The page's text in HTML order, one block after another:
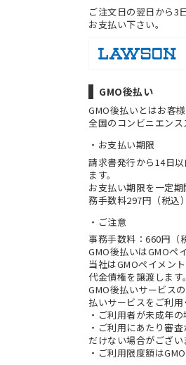
ご注文日の翌日から3
お支払い下さい。
GMO後払い
GMO後払いとはお客
全国のコンビニエンス
お支払い期限
請求書発行から14日
ます。
お支払い期限を一定
務手数料297円（税込
ご注意
事務手数料：660円（
GMO後払いはGMOペ
当社はGMOペイメン
代金債権を譲渡します。
GMO後払いサービスの
払いサービスをご利用
・ご利用者が未成年
・ご利用にあたり審
だけない場合がござ
・ご利用限度額は